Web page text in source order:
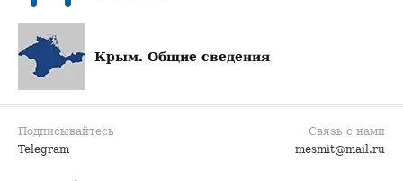
Крым. Общие сведения
Подписывайтесь
Telegram
Связь с нами
mesmit@mail.ru